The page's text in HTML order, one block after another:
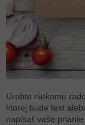
Urobte niekomu
ktorej bude text
napísať vaše